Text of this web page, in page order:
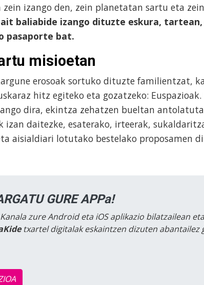
zein izango den, zein planetatan sartu eta
baliabide izango dituzte eskura,
pasaporte bat.
misioetan
erosoak sortuko dituzte familientzat,
hitz egiteko eta gozatzeko:
dira, ekintza zehatzen bueltan
izan daitezke, esaterako, irteerak,
aisialdiari lotutako bestelako proposamen
GURE APPa!
zure Android eta iOS aplikazio bilatzailean
txartel digitalak eskaintzen dizuten abantailez